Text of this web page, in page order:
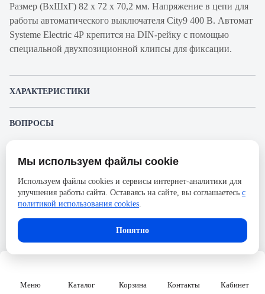
Меню Каталог Корзина Контакты Кабинет
Размер (ВхШхГ) 82 х 72 х 70,2 мм. Напряжение в цепи для
работы автоматического выключателя City9 400 В. Автомат
Systeme Electric 4Р крепится на DIN-рейку с помощью
специальной двухпозиционной клипсы для фиксации.
ХАРАКТЕРИСТИКИ
Производитель
Серия
City9 Set
Номинальный ток
Напряжение, В
400
Количество полюсов
ВОПРОСЫ
Пожалуйста, авторизуйтесь, чтобы иметь
возможность оставлять вопросы.
Представленные изображения и характеристики могут отличаться от реального
без предварительного уведомления. Компания АйДистрибьют не несёт
ответственности в случае не соответствия текущей модели товаров фотографиям,
размещённым в карточке товара.
Мы используем файлы cookie
Используем файлы cookies и сервисы интернет-аналитики для
улучшения работы сайта. Оставаясь на сайте, вы соглашаетесь с
политикой использования cookies.
Понятно